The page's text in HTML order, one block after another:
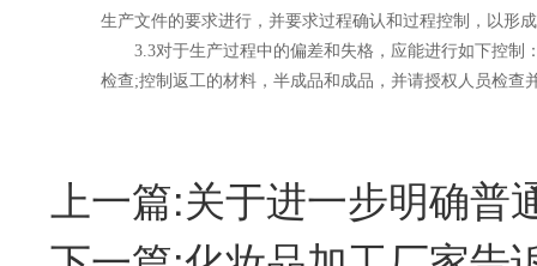
生产文件的要求进行，并要求过程确认和过程控制，以形
3.3对于生产过程中的偏差和失格，应能进行如下控
检查;控制返工的材料，半成品和成品，并请授权人员检
上一篇:关于进一步明确普